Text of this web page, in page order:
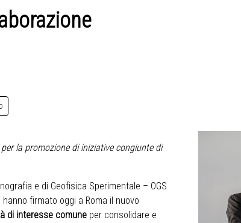
la promozione di iniziative congiunte di
e di Geofisica Sperimentale – OGS
firmato oggi a Roma il nuovo
di interesse comune per consolidare e